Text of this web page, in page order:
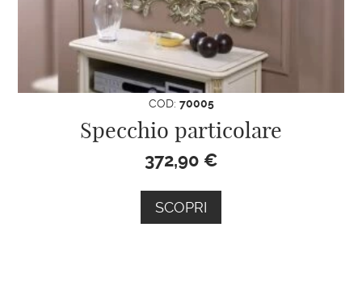
COD: 70005
Specchio particolare
372,90 €
SCOPRI